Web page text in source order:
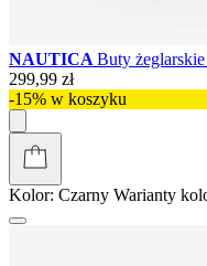
NAUTICA Buty
299,99 zł
-15% w koszyku
Kolor: Czarny Warianty